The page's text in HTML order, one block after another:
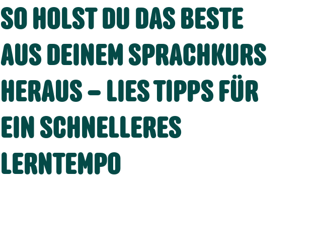
SO HOLST DU DAS BESTE
AUS DEINEM SPRACHKURS
HERAUS – LIES TIPPS FÜR
EIN SCHNELLERES
LERNTEMPO